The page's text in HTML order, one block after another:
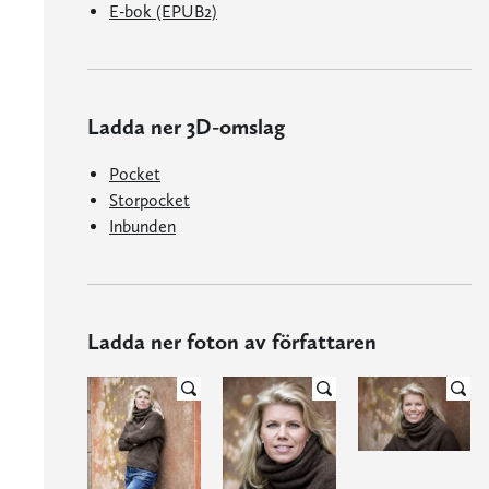
E-bok (EPUB2)
Ladda ner 3D-omslag
Pocket
Storpocket
Inbunden
Ladda ner foton av författaren